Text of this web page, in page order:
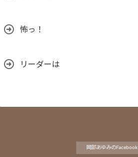
怖っ！
リーダーは
岡部あゆみのFacebook